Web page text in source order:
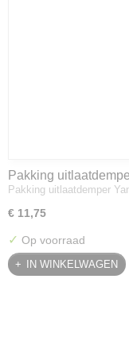
Pakking
128300-13230
Pakking uitlaatdemper
€ 11,75
✓ Op voorraad
IN WINKELWAGEN